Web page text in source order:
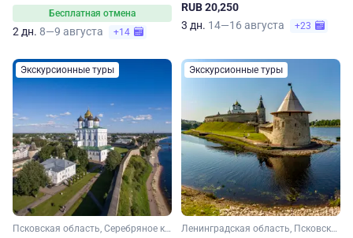
Бесплатная отмена
2 дн. 8—9 августа +14
RUB 20,250
3 дн. 14—16 августа +23
Экскурсионные туры
Псковская область, Серебряное кольцо
Экскурсионные туры
Ленинградская область, Псковская область, Серебряное кольцо